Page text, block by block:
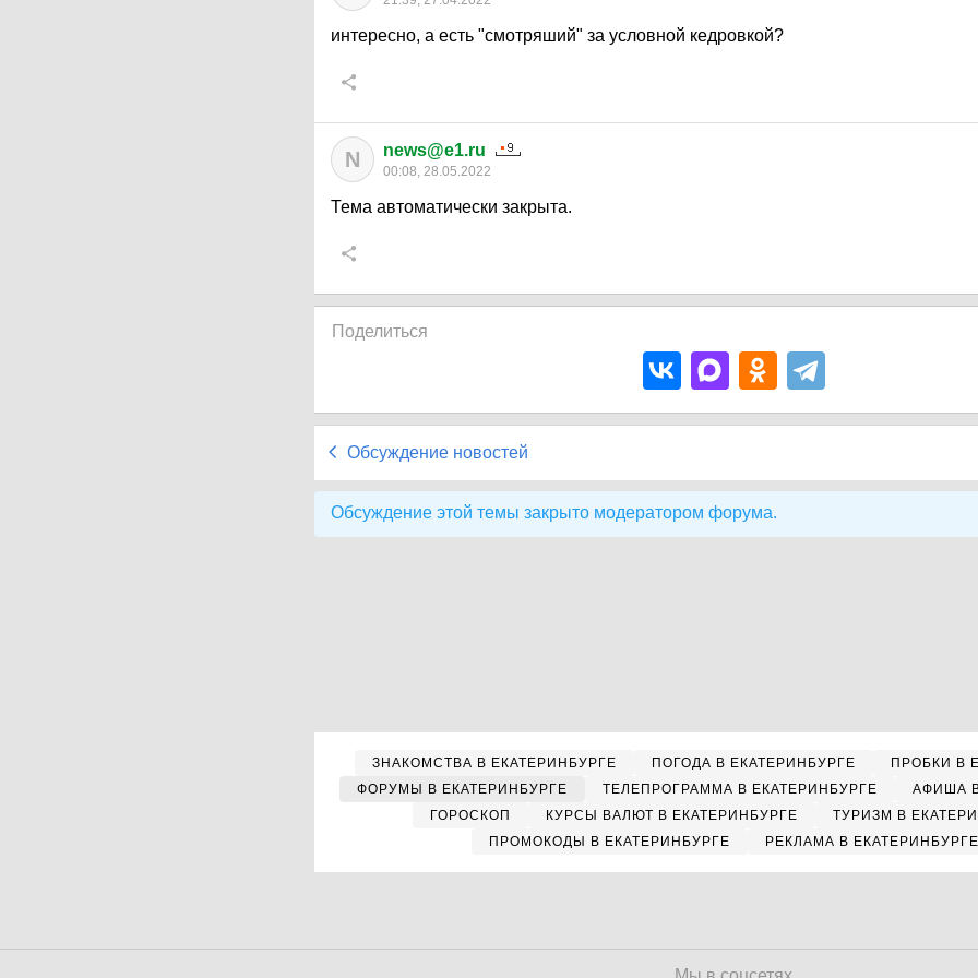
интересно, а есть "смотряший" за условной кедровкой?
N news@e1.ru
00:08, 28.05.2022
Тема автоматически закрыта.
Поделиться
Обсуждение новостей
Обсуждение этой темы закрыто модератором форума.
ЗНАКОМСТВА В ЕКАТЕРИНБУРГЕ ПОГОДА В ЕКАТЕРИНБУРГЕ
ПРОБКИ В
ФОРУМЫ В ЕКАТЕРИНБУРГЕ
ТЕЛЕПРОГРАММА В ЕКАТЕРИНБУРГЕ
АФИША
ГОРОСКОП
КУРСЫ ВАЛЮТ В ЕКАТЕРИНБУРГЕ
ТУРИЗМ В
ПРОМОКОДЫ В ЕКАТЕРИНБУРГЕ
РЕКЛАМА В ЕКАТЕРИНБУРГЕ